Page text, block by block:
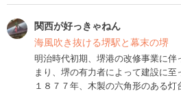
関西が好っきゃねん
海風吹き抜ける堺駅と幕末の堺
明治時代初期、堺港の改修事業に
まり、堺の有力者によって建設に至
１８７７年、木製の六角形のある